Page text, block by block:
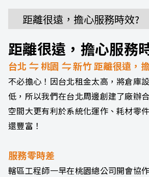
距離很遠，擔心服務
台北 ⇋ 桃園 ⇋ 新竹 距離很遠，
不必擔心！因台北租金太高，將倉庫
低，所以我們在台北周邊創建了廠辦
空間大更有利於系統化運作、耗材零
還豐富！
服務零時差
轄區工程師一早在桃園總公司開會協